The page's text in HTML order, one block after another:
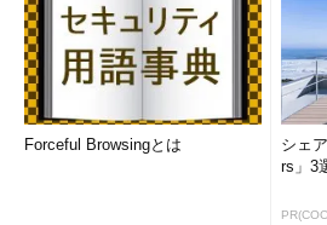
Forceful Browsingとは
シェ
rs」3